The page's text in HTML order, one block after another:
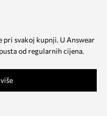
svakoj kupnji. U Answear
od regularnih cijena.